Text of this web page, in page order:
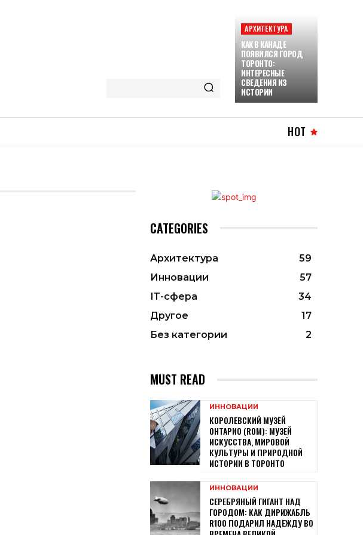
АРХИТЕКТУРА
КАК В КАНАДЕ
ПОЯВИЛСЯ ГОРОД
ТОРОНТО:
ИНТЕРЕСНЫЕ
СВЕДЕНИЯ ИЗ
ИСТОРИИ
HOT
CATEGORIES
Архитектура
59
Инновации
57
ІТ-сфера
34
Другое
17
Без категории
2
MUST READ
ИННОВАЦИИ
КОРОЛЕВСКИЙ МУЗЕЙ
ОНТАРИО (ROM): МУЗЕЙ
ИСКУССТВА, МИРОВОЙ
КУЛЬТУРЫ И ПРИРОДНОЙ
ИСТОРИИ В ТОРОНТО
ИННОВАЦИИ
СЕРЕБРЯНЫЙ ГИГАНТ НАД
ГОРОДОМ: КАК ДИРИЖАБЛЬ
R100 ПОДАРИЛ НАДЕЖДУ ВО